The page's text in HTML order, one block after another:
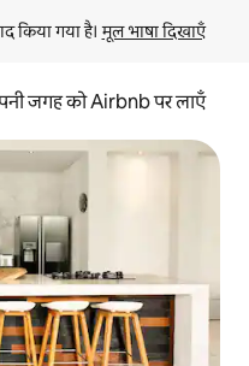
किया गया है। मूल भाषा दिखाएँ
जगह को Airbnb पर लाएँ